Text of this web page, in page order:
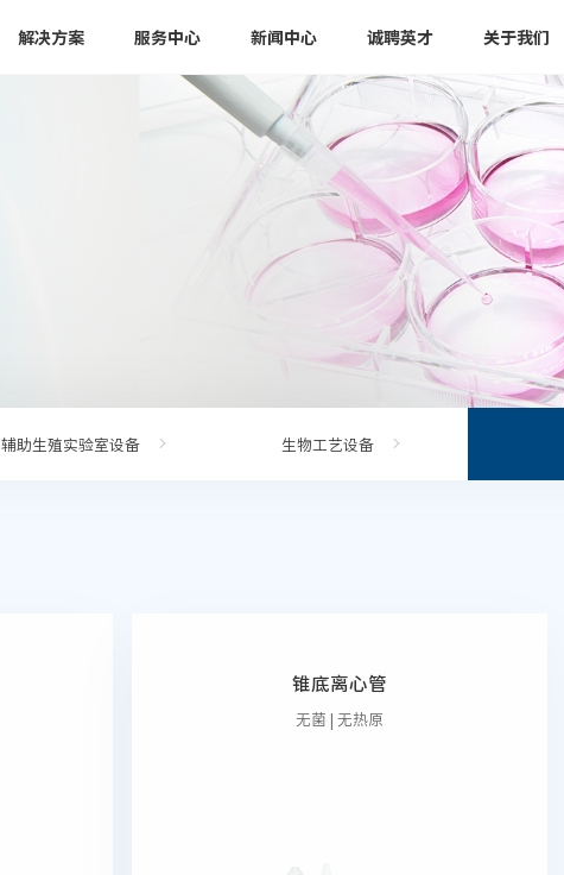
解决方案 服务中心 新闻中心 诚聘英才 关于我们
辅助生殖实验室设备 生物工艺设备
锥底离心管
无菌 | 无热原